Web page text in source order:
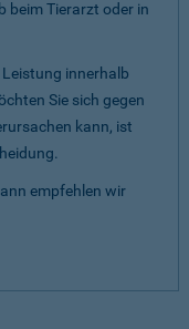
beim Tierarzt oder in
innerhalb
Sie sich gegen
kann, ist
empfehlen wir